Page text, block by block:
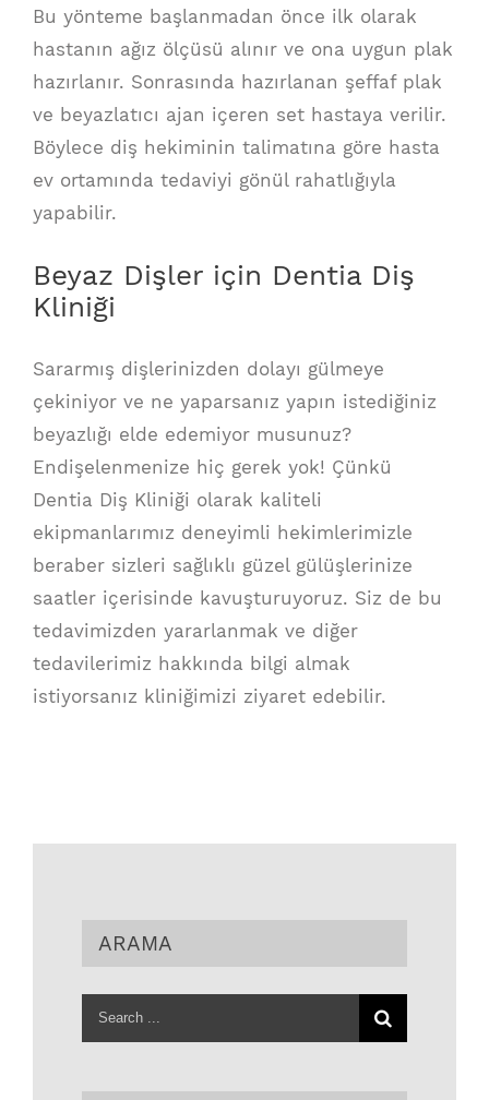
Bu yönteme başlanmadan önce ilk olarak
hastanın ağız ölçüsü alınır ve ona uygun plak
hazırlanır. Sonrasında hazırlanan şeffaf plak
ve beyazlatıcı ajan içeren set hastaya verilir.
Böylece diş hekiminin talimatına göre hasta
ev ortamında tedaviyi gönül rahatlığıyla
yapabilir.
Beyaz Dişler için Dentia Diş
Kliniği
Sararmış dişlerinizden dolayı gülmeye
çekiniyor ve ne yaparsanız yapın istediğiniz
beyazlığı elde edemiyor musunuz?
Endişelenmenize hiç gerek yok! Çünkü
Dentia Diş Kliniği olarak kaliteli
ekipmanlarımız deneyimli hekimlerimizle
beraber sizleri sağlıklı güzel gülüşlerinize
saatler içerisinde kavuşturuyoruz. Siz de bu
tedavimizden yararlanmak ve diğer
tedavilerimiz hakkında bilgi almak
istiyorsanız kliniğimizi ziyaret edebilir.
ARAMA
Search
for: